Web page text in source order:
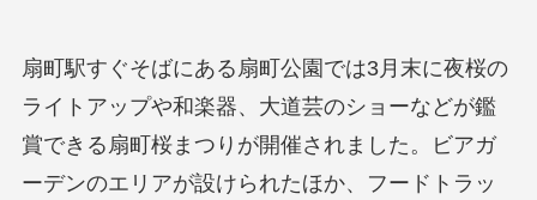
扇町駅すぐそばにある扇町公園では3月末に夜桜の
ライトアップや和楽器、大道芸のショーなどが鑑
賞できる扇町桜まつりが開催されました。ビアガ
ーデンのエリアが設けられたほか、フードトラッ